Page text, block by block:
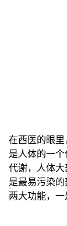
在西医的眼
是人体的一
代谢，人体
是最易污染
两大功能，一